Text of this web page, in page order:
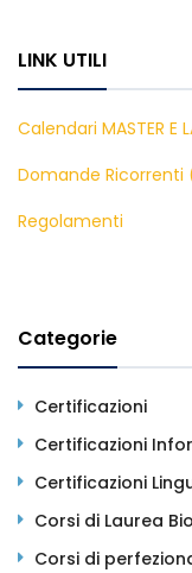
LINK UTILI
Calendari MASTER E
Domande Ricorrenti
Regolamenti
Categorie
Certificazioni
Certificazioni
Certificazioni
Corsi di Laurea
Corsi di